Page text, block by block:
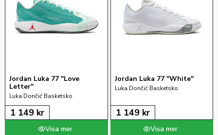
Jordan Luka 77 "Love
Letter"
Luka Dončić Basketsko
1 149 kr
Jordan Luka 77 "White"
Luka Dončić Basketsko
1 149kr